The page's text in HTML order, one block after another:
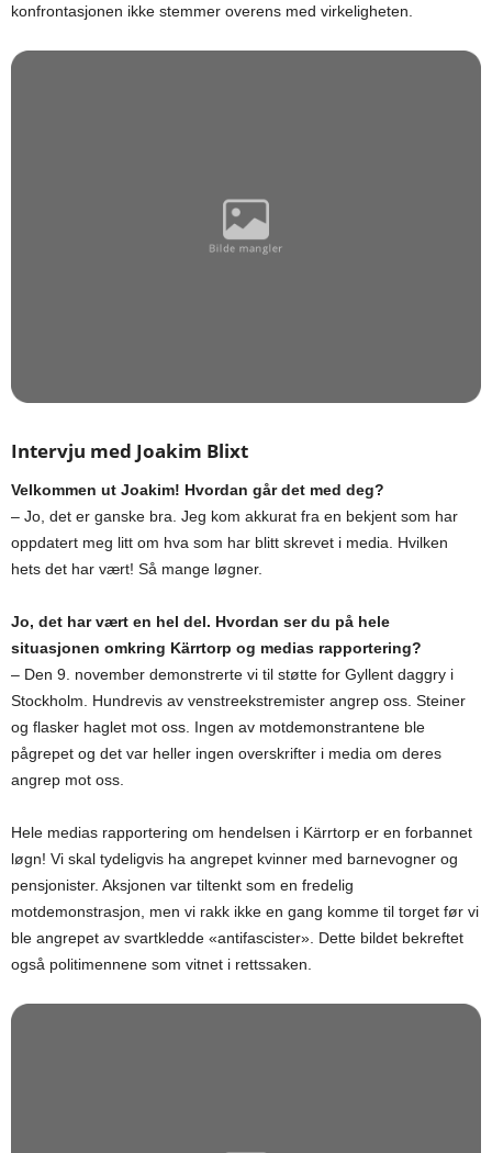
konfrontasjonen ikke stemmer overens med virkeligheten.
Intervju med Joakim Blixt
Velkommen ut Joakim! Hvordan går det med deg?
– Jo, det er ganske bra. Jeg kom akkurat fra en bekjent som har
oppdatert meg litt om hva som har blitt skrevet i media. Hvilken
hets det har vært! Så mange løgner.
Jo, det har vært en hel del. Hvordan ser du på hele
situasjonen omkring Kärrtorp og medias rapportering?
– Den 9. november demonstrerte vi til støtte for Gyllent daggry i
Stockholm. Hundrevis av venstreekstremister angrep oss. Steiner
og flasker haglet mot oss. Ingen av motdemonstrantene ble
pågrepet og det var heller ingen overskrifter i media om deres
angrep mot oss.
Hele medias rapportering om hendelsen i Kärrtorp er en forbannet
løgn! Vi skal tydeligvis ha angrepet kvinner med barnevogner og
pensjonister. Aksjonen var tiltenkt som en fredelig
motdemonstrasjon, men vi rakk ikke en gang komme til torget før vi
ble angrepet av svartkledde «antifascister». Dette bildet bekreftet
også politimennene som vitnet i rettssaken.